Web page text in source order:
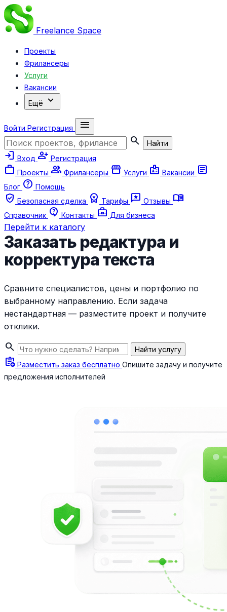
Freelance Space
Проекты
Фрилансеры
Услуги
Вакансии
Ещё expand_more
Войти Регистрация
menu
search
Найти
login Вход person_add Регистрация
work Проекты group Фрилансеры storefront Услуги badge Вакансии article
Блог help Помощь
verified_user Безопасная сделка workspace_premium Тарифы reviews Отзывы menu_book
Справочник contact_support Контакты business_center Для бизнеса
Перейти к каталогу
Заказать редактура и
корректура текста
Сравните специалистов, цены и портфолио по
выбранному направлению. Если задача
нестандартная — разместите проект и получите
отклики.
search Найти услугу
assignment_add Разместить заказ бесплатно Опишите задачу и получите
предложения исполнителей